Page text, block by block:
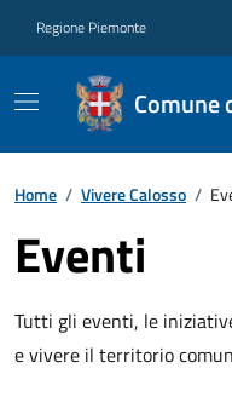
Regione Piemonte
Comune
Home / Vivere Calosso /
Eventi
Tutti gli eventi, le
e vivere il territorio